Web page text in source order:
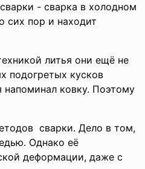
- сварка в холодном
сих пор и находит
литья они ещё не
подогретых кусков
напоминал ковку. Поэтому
сварки. Дело в том,
Однако её
деформации, даже с